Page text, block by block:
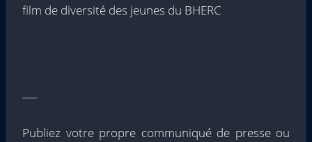
film de diversité des jeunes du BHERC
Publiez votre propre communiqué de presse ou